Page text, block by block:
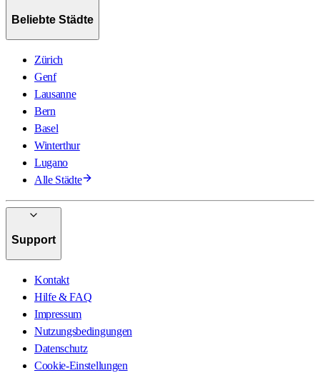
Beliebte Städte
Zürich
Genf
Lausanne
Bern
Basel
Winterthur
Lugano
Alle Städte
Support
Kontakt
Hilfe & FAQ
Impressum
Nutzungsbedingungen
Datenschutz
Cookie-Einstellungen